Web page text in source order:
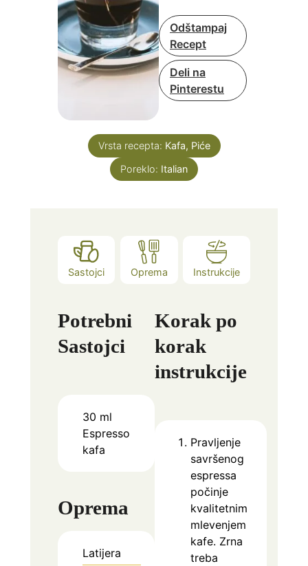
Odštampaj
Recept
Deli na
Pinterestu
Vrsta recepta: Kafa, Piće
Poreklo: Italian
Sastojci Oprema Instrukcije
Potrebni
Sastojci
30 ml
Espresso
kafa
Oprema
Latijera
Korak po
korak
instrukcije
Pravljenje
savršenog
espressa
počinje
kvalitetnim
mlevenjem
kafe. Zrna
treba